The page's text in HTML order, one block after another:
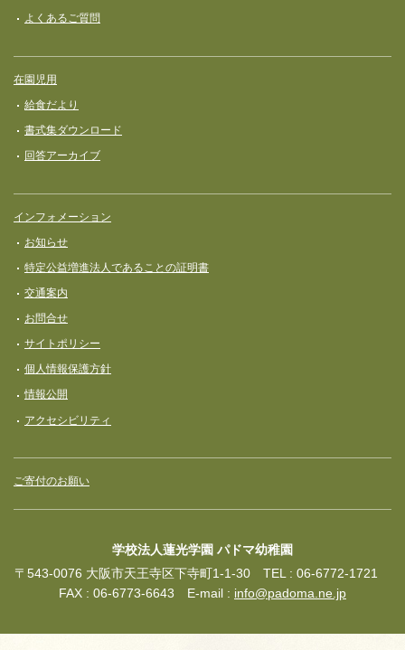
よくあるご質問
在園児用
給食だより
書式集ダウンロード
回答アーカイブ
インフォメーション
お知らせ
特定公益増進法人であることの証明書
交通案内
お問合せ
サイトポリシー
個人情報保護方針
情報公開
アクセシビリティ
ご寄付のお願い
学校法人蓮光学園 パドマ幼稚園
〒543-0076 大阪市天王寺区下寺町1-1-30 TEL : 06-6772-1721
FAX : 06-6773-6643 E-mail : info@padoma.ne.jp